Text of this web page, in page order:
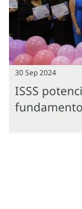
30 Sep 2024
ISSS